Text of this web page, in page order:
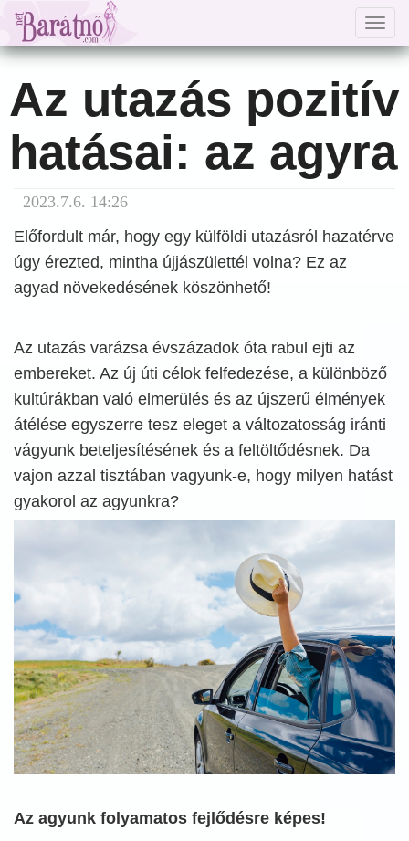
Az utazás pozitív
hatásai: az agyra
2023.7.6. 14:26
Előfordult már, hogy egy külföldi utazásról hazatérve
úgy érezted, mintha újjászülettél volna? Ez az
agyad növekedésének köszönhető!
Az utazás varázsa évszázadok óta rabul ejti az
embereket. Az új úti célok felfedezése, a különböző
kultúrákban való elmerülés és az újszerű élmények
átélése egyszerre tesz eleget a változatosság iránti
vágyunk beteljesítésének és a feltöltődésnek. Da
vajon azzal tisztában vagyunk-e, hogy milyen hatást
gyakorol az agyunkra?
Az agyunk folyamatos fejlődésre képes!